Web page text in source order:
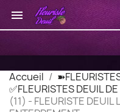

Accueil
✅FLEURISTES DEUIL DE
(11) - FLEURISTE DEUIL